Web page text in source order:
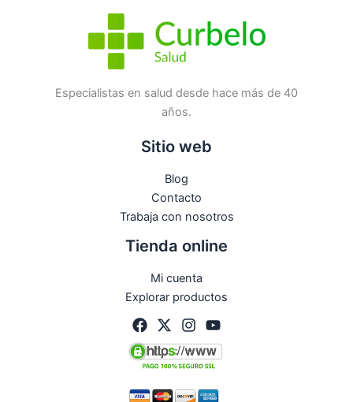
No hay preguntas todavía
Especialistas en salud desde hace más de 40
años.
Sitio web
Blog
Contacto
Trabaja con nosotros
Tienda online
Mi cuenta
Explorar productos